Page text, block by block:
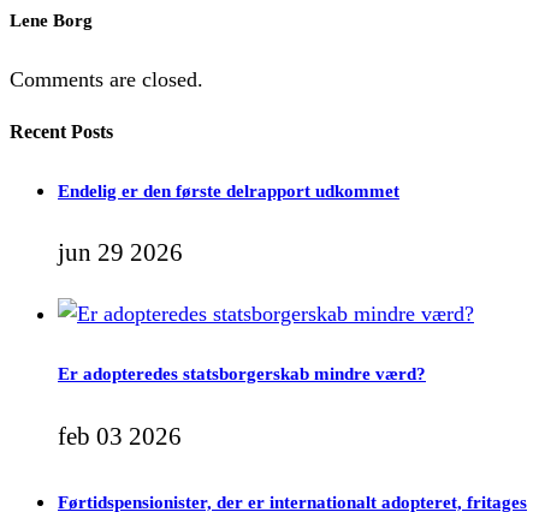
Lene Borg
Comments are closed.
Recent Posts
Endelig er den første delrapport udkommet
jun 29 2026
Er adopteredes statsborgerskab mindre værd?
feb 03 2026
Førtidspensionister, der er internationalt adopteret, fritages